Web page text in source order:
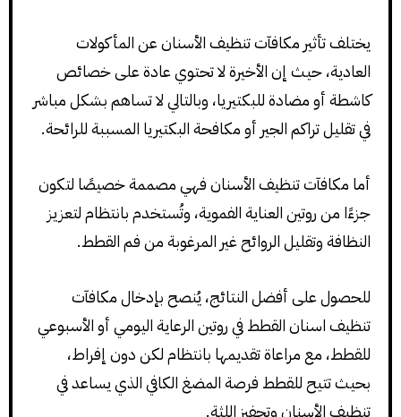
يختلف تأثير مكافآت تنظيف الأسنان عن المأكولات
العادية، حيث إن الأخيرة لا تحتوي عادة على خصائص
كاشطة أو مضادة للبكتيريا، وبالتالي لا تساهم بشكل مباشر
في تقليل تراكم الجير أو مكافحة البكتيريا المسببة للرائحة.
أما مكافآت تنظيف الأسنان فهي مصممة خصيصًا لتكون
جزءًا من روتين العناية الفموية، وتُستخدم بانتظام لتعزيز
النظافة وتقليل الروائح غير المرغوبة من فم القطط.
للحصول على أفضل النتائج، يُنصح بإدخال مكافآت
تنظيف اسنان القطط في روتين الرعاية اليومي أو الأسبوعي
للقطط، مع مراعاة تقديمها بانتظام لكن دون إفراط،
بحيث تتيح للقطط فرصة المضغ الكافي الذي يساعد في
تنظيف الأسنان وتحفيز اللثة.